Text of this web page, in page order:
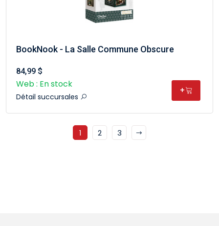
BookNook - La Salle Commune Obscure
84,99 $
Web : En stock
Détail succursales
+
1 2 3